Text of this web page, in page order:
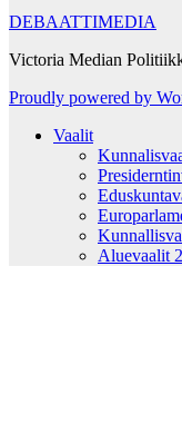
DEBAATTIMEDIA
Victoria Median
Proudly powered by
Vaalit
Aluevaalit